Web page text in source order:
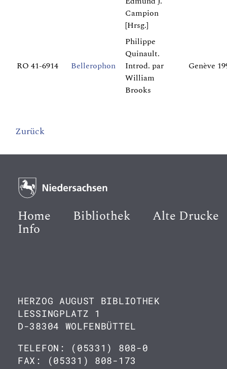
Campion
[Hrsg.]
RO 41-6914 Bellerophon
Philippe
Quinault.
Introd. par
William
Brooks
Genève
Zurück
Home Bibliothek Alte Drucke
Info
HERZOG AUGUST BIBLIOTHEK
LESSINGPLATZ 1
D-38304 WOLFENBÜTTEL
TELEFON: (05331) 808-0
FAX: (05331) 808-173